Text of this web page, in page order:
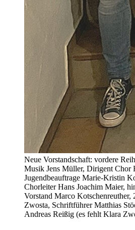
Neue Vorstandschaft: vordere
Musik Jens Müller, Dirigent Chor
Jugendbeauftrage Marie-Kristin
Chorleiter Hans Joachim Maier,
Vorstand Marco Kotschenreuther,
Zwosta, Schriftführer Matthias
Andreas Reißig (es fehlt Klara